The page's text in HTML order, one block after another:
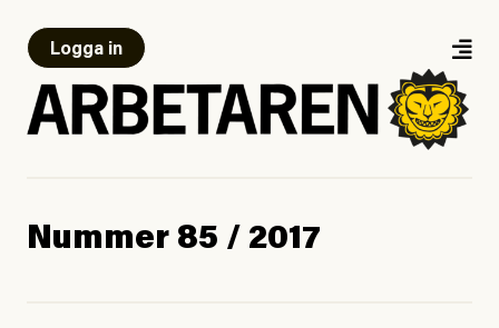
Logga in
Nummer 85 / 2017